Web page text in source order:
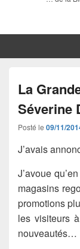
La
Séverine
Posté le 09/11/
J’avais
J’avoue
magasins
promotions
les visiteurs
nouveautés…